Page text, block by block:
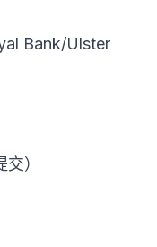
Bank/Ulster
）